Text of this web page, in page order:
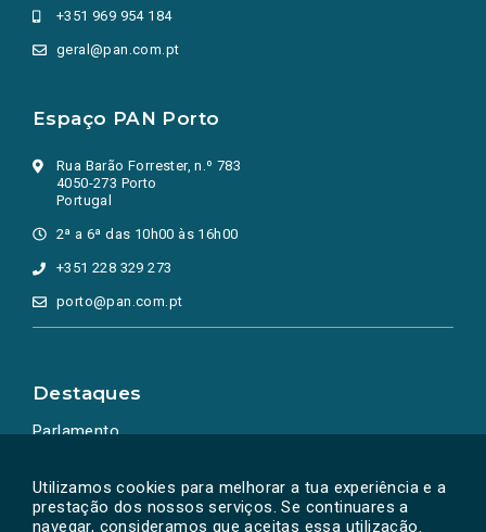
Utilizamos cookies para melhorar a tua experiência e a
prestação dos nossos serviços. Se continuares a
navegar, consideramos que aceitas essa utilização.
+351 969 954 184
geral@pan.com.pt
Espaço PAN Porto
Rua Barão Forrester, n.º 783
4050-273 Porto
Portugal
2ª a 6ª das 10h00 às 16h00
+351 228 329 273
porto@pan.com.pt
Destaques
Parlamento